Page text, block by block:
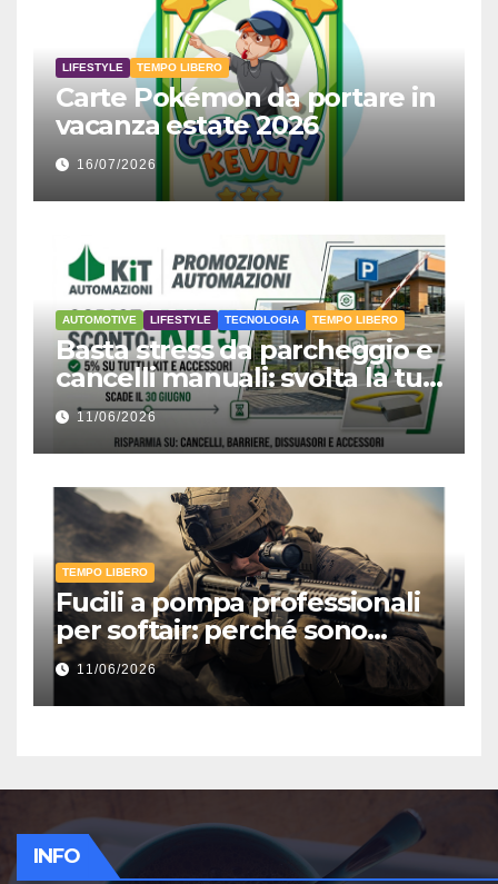
LIFESTYLE TEMPO LIBERO
Carte Pokémon da portare in
vacanza estate 2026
16/07/2026
AUTOMOTIVE LIFESTYLE TECNOLOGIA TEMPO LIBERO
Basta stress da parcheggio e
cancelli manuali: svolta la tua
giornata e risparmia subito il
5%
11/06/2026
TEMPO LIBERO
Fucili a pompa professionali
per softair: perché sono
ancora tra le repliche più
divertenti e realistiche per il
combattimento ravvicinato
11/06/2026
INFO